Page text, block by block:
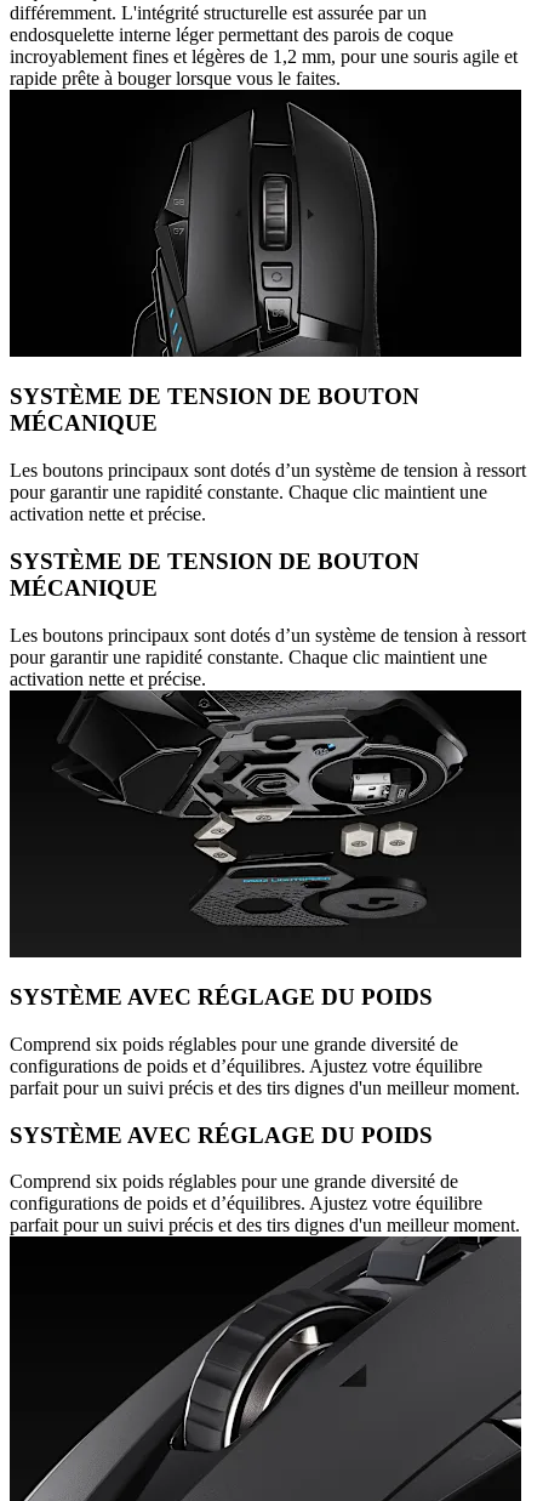
différemment. L'intégrité structurelle est assurée par un
endosquelette interne léger permettant des parois de coque
incroyablement fines et légères de 1,2 mm, pour une souris agile et
rapide prête à bouger lorsque vous le faites.
SYSTÈME DE TENSION DE BOUTON
MÉCANIQUE
Les boutons principaux sont dotés d’un système de tension à ressort
pour garantir une rapidité constante. Chaque clic maintient une
activation nette et précise.
SYSTÈME DE TENSION DE BOUTON
MÉCANIQUE
Les boutons principaux sont dotés d’un système de tension à ressort
pour garantir une rapidité constante. Chaque clic maintient une
activation nette et précise.
SYSTÈME AVEC RÉGLAGE DU POIDS
Comprend six poids réglables pour une grande diversité de
configurations de poids et d’équilibres. Ajustez votre équilibre
parfait pour un suivi précis et des tirs dignes d'un meilleur moment.
SYSTÈME AVEC RÉGLAGE DU POIDS
Comprend six poids réglables pour une grande diversité de
configurations de poids et d’équilibres. Ajustez votre équilibre
parfait pour un suivi précis et des tirs dignes d'un meilleur moment.